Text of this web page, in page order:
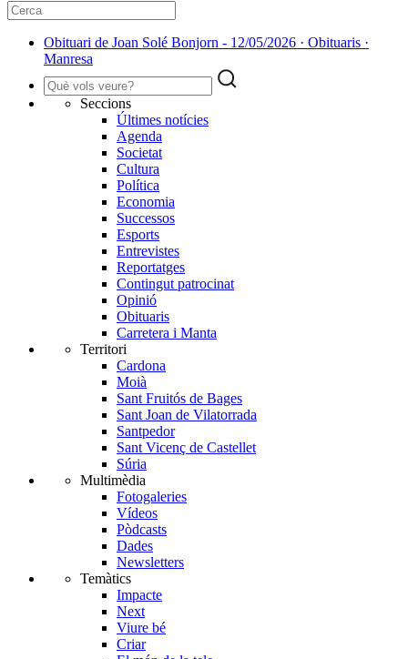
Obituari de Joan Solé Bonjorn - 12/05/2026 · Obituaris ·
Manresa
Seccions
Últimes notícies
Agenda
Societat
Cultura
Política
Economia
Successos
Esports
Entrevistes
Reportatges
Contingut patrocinat
Opinió
Obituaris
Carretera i Manta
Territori
Cardona
Moià
Sant Fruitós de Bages
Sant Joan de Vilatorrada
Santpedor
Sant Vicenç de Castellet
Súria
Multimèdia
Fotogaleries
Vídeos
Pòdcasts
Dades
Newsletters
Temàtics
Impacte
Next
Viure bé
Criar